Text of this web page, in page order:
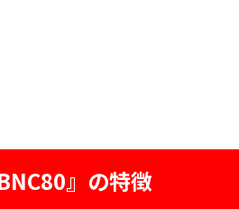
』の特徴